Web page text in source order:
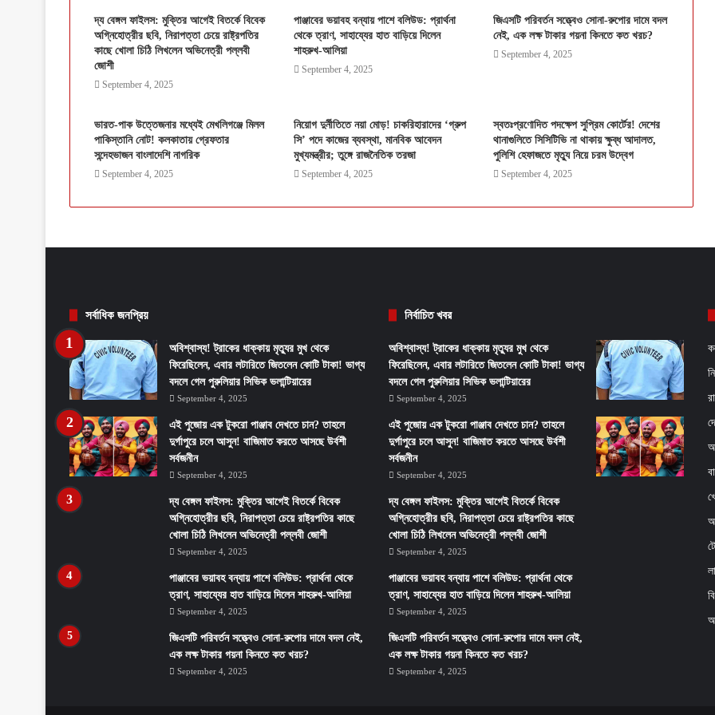
দ্য বেঙ্গল ফাইলস: মুক্তির আগেই বিতর্কে বিবেক
অগ্নিহোত্রীর ছবি, নিরাপত্তা চেয়ে রাষ্ট্রপতির
কাছে খোলা চিঠি লিখলেন অভিনেত্রী পল্লবী
জোশী
September 4, 2025
পাঞ্জাবের ভয়াবহ বন্যায় পাশে বলিউড: প্রার্থনা
থেকে ত্রাণ, সাহায্যের হাত বাড়িয়ে দিলেন
শাহরুখ-আলিয়া
September 4, 2025
জিএসটি পরিবর্তন সত্ত্বেও সোনা-রুপোর দামে বদল
নেই, এক লক্ষ টাকার গয়না কিনতে কত খরচ?
September 4, 2025
ভারত-পাক উত্তেজনার মধ্যেই মেখলিগঞ্জে মিলল
পাকিস্তানি নোট! কলকাতায় গ্রেফতার
সন্দেহভাজন বাংলাদেশি নাগরিক
September 4, 2025
নিয়োগ দুর্নীতিতে নয়া মোড়! চাকরিহারাদের ‘গ্রুপ
সি’ পদে কাজের ব্যবস্থা, মানবিক আবেদন
মুখ্যমন্ত্রীর; তুঙ্গে রাজনৈতিক তরজা
September 4, 2025
স্বতঃপ্রণোদিত পদক্ষেপ সুপ্রিম কোর্টের! দেশের
থানাগুলিতে সিসিটিভি না থাকায় ক্ষুব্ধ আদালত,
পুলিশি হেফাজতে মৃত্যু নিয়ে চরম উদ্বেগ
September 4, 2025
সর্বাধিক জনপ্রিয়
অবিশ্বাস্য! ট্রাকের ধাক্কায় মৃত্যুর মুখ থেকে
ফিরেছিলেন, এবার লটারিতে জিতলেন কোটি টাকা! ভাগ্য
বদলে গেল পুরুলিয়ার সিভিক ভলান্টিয়ারের
September 4, 2025
এই পুজোয় এক টুকরো পাঞ্জাব দেখতে চান? তাহলে
দুর্গাপুরে চলে আসুন! বাজিমাত করতে আসছে উর্বশী
সর্বজনীন
September 4, 2025
দ্য বেঙ্গল ফাইলস: মুক্তির আগেই বিতর্কে বিবেক
অগ্নিহোত্রীর ছবি, নিরাপত্তা চেয়ে রাষ্ট্রপতির কাছে
খোলা চিঠি লিখলেন অভিনেত্রী পল্লবী জোশী
September 4, 2025
পাঞ্জাবের ভয়াবহ বন্যায় পাশে বলিউড: প্রার্থনা থেকে
ত্রাণ, সাহায্যের হাত বাড়িয়ে দিলেন শাহরুখ-আলিয়া
September 4, 2025
জিএসটি পরিবর্তন সত্ত্বেও সোনা-রুপোর দামে বদল নেই,
এক লক্ষ টাকার গয়না কিনতে কত খরচ?
September 4, 2025
নির্বাচিত খবর
অবিশ্বাস্য! ট্রাকের ধাক্কায় মৃত্যুর মুখ থেকে
ফিরেছিলেন, এবার লটারিতে জিতলেন কোটি টাকা! ভাগ্য
বদলে গেল পুরুলিয়ার সিভিক ভলান্টিয়ারের
September 4, 2025
এই পুজোয় এক টুকরো পাঞ্জাব দেখতে চান? তাহলে
দুর্গাপুরে চলে আসুন! বাজিমাত করতে আসছে উর্বশী
সর্বজনীন
September 4, 2025
দ্য বেঙ্গল ফাইলস: মুক্তির আগেই বিতর্কে বিবেক
অগ্নিহোত্রীর ছবি, নিরাপত্তা চেয়ে রাষ্ট্রপতির কাছে
খোলা চিঠি লিখলেন অভিনেত্রী পল্লবী জোশী
September 4, 2025
পাঞ্জাবের ভয়াবহ বন্যায় পাশে বলিউড: প্রার্থনা থেকে
ত্রাণ, সাহায্যের হাত বাড়িয়ে দিলেন শাহরুখ-আলিয়া
September 4, 2025
জিএসটি পরিবর্তন সত্ত্বেও সোনা-রুপোর দামে বদল নেই,
এক লক্ষ টাকার গয়না কিনতে কত খরচ?
September 4, 2025